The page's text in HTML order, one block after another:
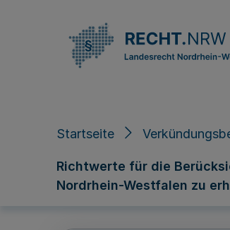
Startseite
Richtwerte für die
Nordrhein-Westfalen zu